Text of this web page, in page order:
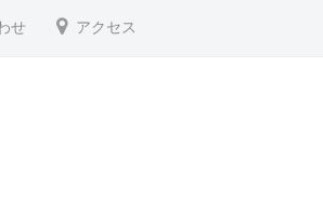
せ アクセス